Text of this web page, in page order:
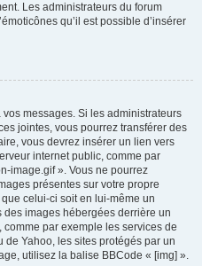
Les administrateurs du forum
qu’il est possible d’insérer
messages. Si les administrateurs
jointes, vous pourrez transférer des
vous devrez insérer un lien vers
internet public, comme par
image.gif ». Vous ne pourrez
présentes sur votre propre
celui-ci soit en lui-même un
images hébergées derrière un
par exemple les services de
Yahoo, les sites protégés par un
utilisez la balise BBCode « [img] ».